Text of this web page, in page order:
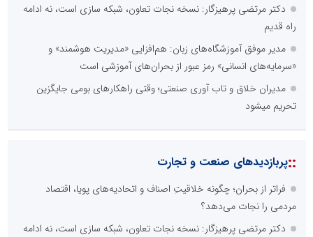
دکتر مرتضی پرهیزگار: نسخه نجات تعاون، شبکه سازی است، نه ادامه
راه قدیم
مدیر موفق آموزشگاه‌های زبان: هم‌افزایی «مدیریت هوشمند» و
«سرمایه‌های انسانی» رمز عبور از بحران‌های آموزشی است
مدیران خلاق و تاب آوری صنعتی؛ وقتی راهکارهای بومی جایگزین
تحریم میشود
::پربازدیدهای صنعت و تجارت
فراتر از بحران؛ چگونه خلاقیتِ اصناف و اتحادیه‌های پویا، اقتصاد
مردمی را نجات می‌دهد؟
دکتر مرتضی پرهیزگار: نسخه نجات تعاون، شبکه سازی است، نه ادامه